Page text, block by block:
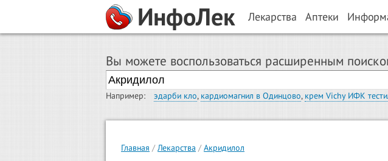
ИнфоЛек Лекарства Аптеки
Вы можете воспользоваться расширенным
Например: эдарби кло, кардиомагнил в Одинцово, крем Vichy ИФК
Главная Лекарства Акридилол